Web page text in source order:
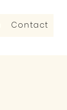
Contact